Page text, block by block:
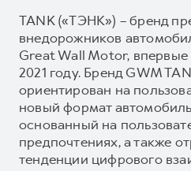
TANK («ТЭНК») – бренд
внедорожников
Great Wall Motor,
2021 году. Бренд GWM
ориентирован на
новый формат
основанный на
предпочтениях, а также
тенденции цифрового